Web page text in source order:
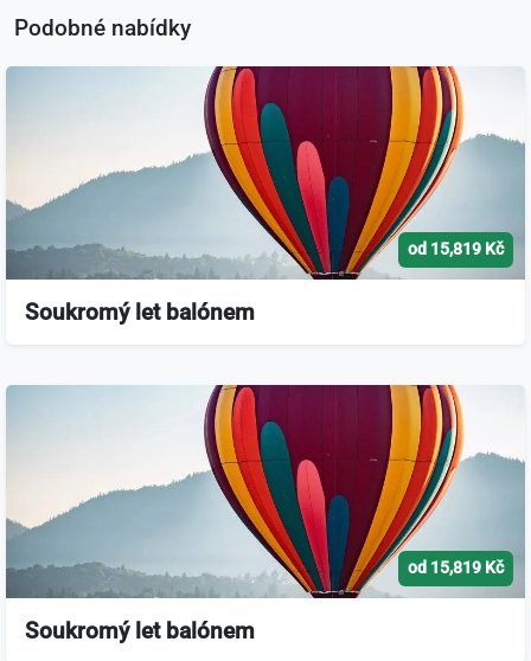
Podobné nabídky
od 15,819 Kč
Soukromý let balónem
od 15,819 Kč
Soukromý let balónem